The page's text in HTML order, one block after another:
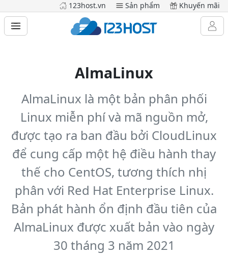
123host.vn Sản phẩm Khuyến mãi
AlmaLinux
AlmaLinux là một bản phân phối
Linux miễn phí và mã nguồn mở,
được tạo ra ban đầu bởi CloudLinux
để cung cấp một hệ điều hành thay
thế cho CentOS, tương thích nhị
phân với Red Hat Enterprise Linux.
Bản phát hành ổn định đầu tiên của
AlmaLinux được xuất bản vào ngày
30 tháng 3 năm 2021